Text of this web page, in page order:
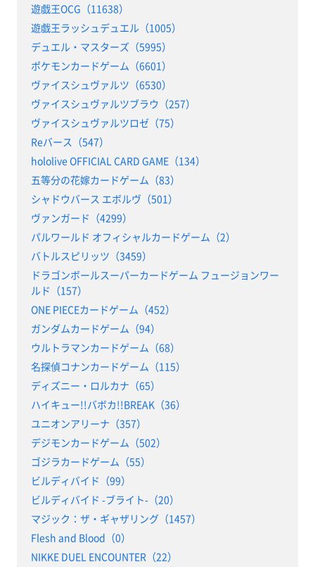
遊戯王OCG（11638）
遊戯王ラッシュデュエル（1005）
デュエル・マスターズ（5995）
ポケモンカードゲーム（6601）
ヴァイスシュヴァルツ（6530）
ヴァイスシュヴァルツブラウ（257）
ヴァイスシュヴァルツロゼ（75）
Reバース（547）
hololive OFFICIAL CARD GAME（134）
五等分の花嫁カードゲーム（83）
シャドウバース エボルヴ（501）
ヴァンガード（4299）
パルワールド オフィシャルカードゲーム（2）
バトルスピリッツ（3459）
ドラゴンボールスーパーカードゲーム フュージョンワー
ルド（157）
ONE PIECEカードゲーム（452）
ガンダムカードゲーム（94）
ウルトラマンカードゲーム（68）
名探偵コナンカードゲーム（115）
ディズニー・ロルカナ（65）
ハイキュー!!バボカ!!BREAK（36）
ユニオンアリーナ（357）
デジモンカードゲーム（502）
ゴジラカードゲーム（55）
ビルディバイド（99）
ビルディバイド -ブライト-（20）
マジック：ザ・ギャザリング（1457）
Flesh and Blood（0）
NIKKE DUEL ENCOUNTER（22）